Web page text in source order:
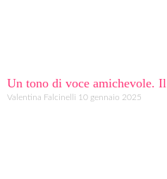
Un tono di voce amichevole.
Valentina Falcinelli 10 gennaio 2025